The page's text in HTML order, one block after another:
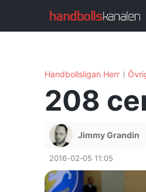
Handbollsligan Herr
208
Jimmy Grandin
2016-02-05 11:05